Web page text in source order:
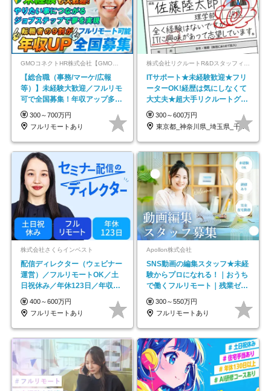
GMOコネクトHR株式会社【GMOインターネットグループ】
【総合職（事務/マーケ/広報
等）】未経験大歓迎／フルリモ
可で全国募集！年収アップ多数
★年休最大130日★
300～700万円
フルリモートあり
ITサポート★未経験歓迎★フリ
ーターOK!経歴は気にしなくて
大丈夫★超大手リクルートグル
ープの正社員/sg
300～600万円
東京都_神奈川県_埼玉県_千葉県_大阪府…
株式会社さくらインベスト
配信ディレクター（ウェビナー
運営）／フルリモートOK／土
日祝休み／年休123日／年収
600万円可
400～600万円
フルリモートあり
Apollon株式会社
SNS動画の編集スタッフ★未経
験からプロになれる！｜おうち
で働くフルリモート｜残業ゼロ
で18時退勤◎
300～550万円
フルリモートあり